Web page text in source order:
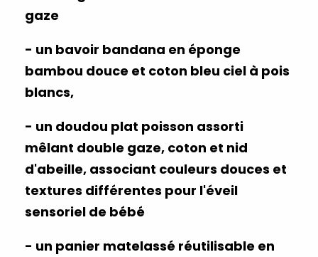
gaze
- un bavoir bandana en éponge
bambou douce et coton bleu ciel à pois
blancs,
- un doudou plat poisson assorti
mêlant double gaze, coton et nid
d'abeille, associant couleurs douces et
textures différentes pour l'éveil
sensoriel de bébé
- un panier matelassé réutilisable en